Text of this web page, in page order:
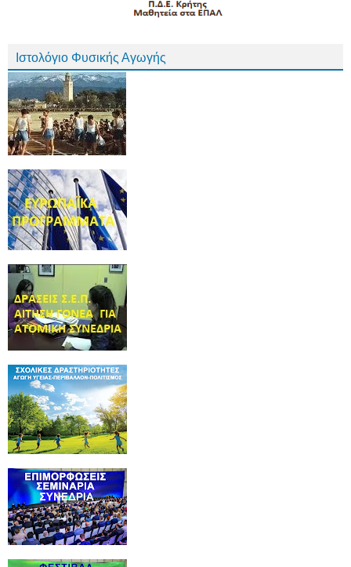
Ιστολόγιο Φυσικής Αγωγής